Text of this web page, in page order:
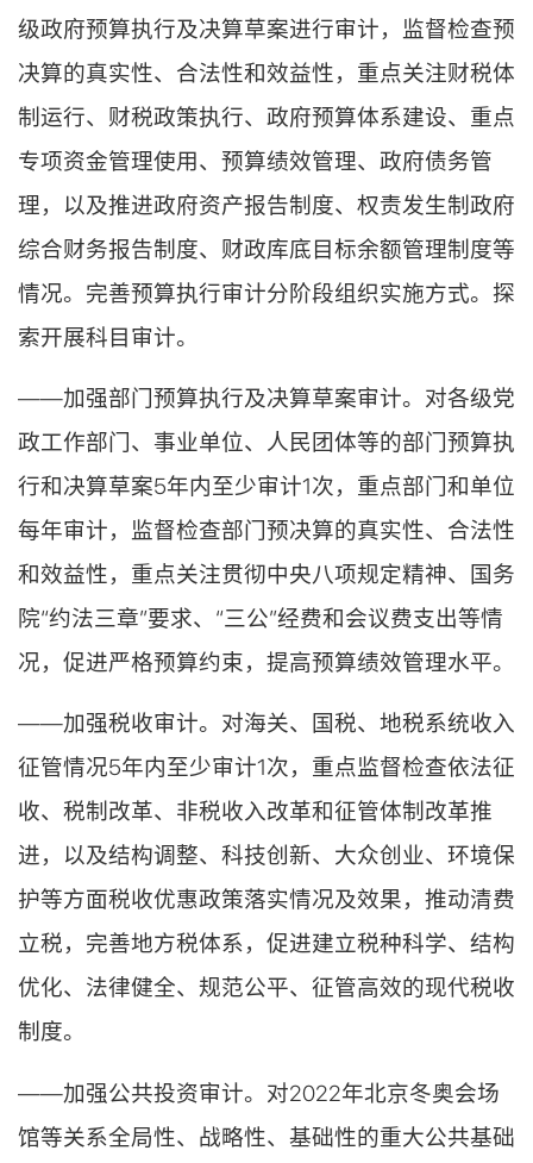
级政府预算执行及决算草案进行审计，监督检查预
决算的真实性、合法性和效益性，重点关注财税体
制运行、财税政策执行、政府预算体系建设、重点
专项资金管理使用、预算绩效管理、政府债务管
理，以及推进政府资产报告制度、权责发生制政府
综合财务报告制度、财政库底目标余额管理制度等
情况。完善预算执行审计分阶段组织实施方式。探
索开展科目审计。
——加强部门预算执行及决算草案审计。对各级党
政工作部门、事业单位、人民团体等的部门预算执
行和决算草案5年内至少审计1次，重点部门和单位
每年审计，监督检查部门预决算的真实性、合法性
和效益性，重点关注贯彻中央八项规定精神、国务
院“约法三章”要求、“三公”经费和会议费支出等情
况，促进严格预算约束，提高预算绩效管理水平。
——加强税收审计。对海关、国税、地税系统收入
征管情况5年内至少审计1次，重点监督检查依法征
收、税制改革、非税收入改革和征管体制改革推
进，以及结构调整、科技创新、大众创业、环境保
护等方面税收优惠政策落实情况及效果，推动清费
立税，完善地方税体系，促进建立税种科学、结构
优化、法律健全、规范公平、征管高效的现代税收
制度。
——加强公共投资审计。对2022年北京冬奥会场
馆等关系全局性、战略性、基础性的重大公共基础